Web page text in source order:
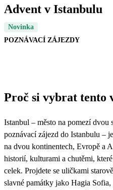
Advent v Istanbulu
Novinka
POZNÁVACÍ ZÁJEZDY
Proč si vybrat tento
Istanbul – město na pomezí dvou
poznávací zájezd do Istanbulu –
na dvou kontinentech, Evropě a
historií, kulturami a chutěmi,
celek. Projdete se uličkami
slavné památky jako Hagia